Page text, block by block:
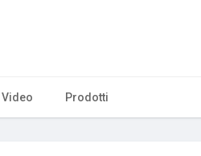
Video Prodotti